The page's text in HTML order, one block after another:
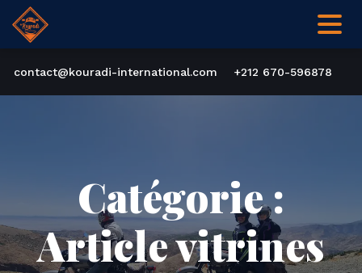
contact@kouradi-international.com +212 670-596878
Catégorie :
Article vitrines